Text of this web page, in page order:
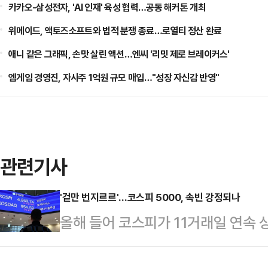
카카오-삼성전자, 'AI 인재' 육성 협력…공동 해커톤 개최
위메이드, 액토즈소프트와 법적 분쟁 종료…로열티 정산 완료
애니 같은 그래픽, 손맛 살린 액션…엔씨 '리밋 제로 브레이커스'
엠게임 경영진, 자사주 1억원 규모 매입…"성장 자신감 반영"
관련기사
'겉만 번지르르'…코스피 5000, 속빈 강정되나
올해 들어 코스피가 11거래일 연속
만 화려한 외관과 달리 내실을 챙기